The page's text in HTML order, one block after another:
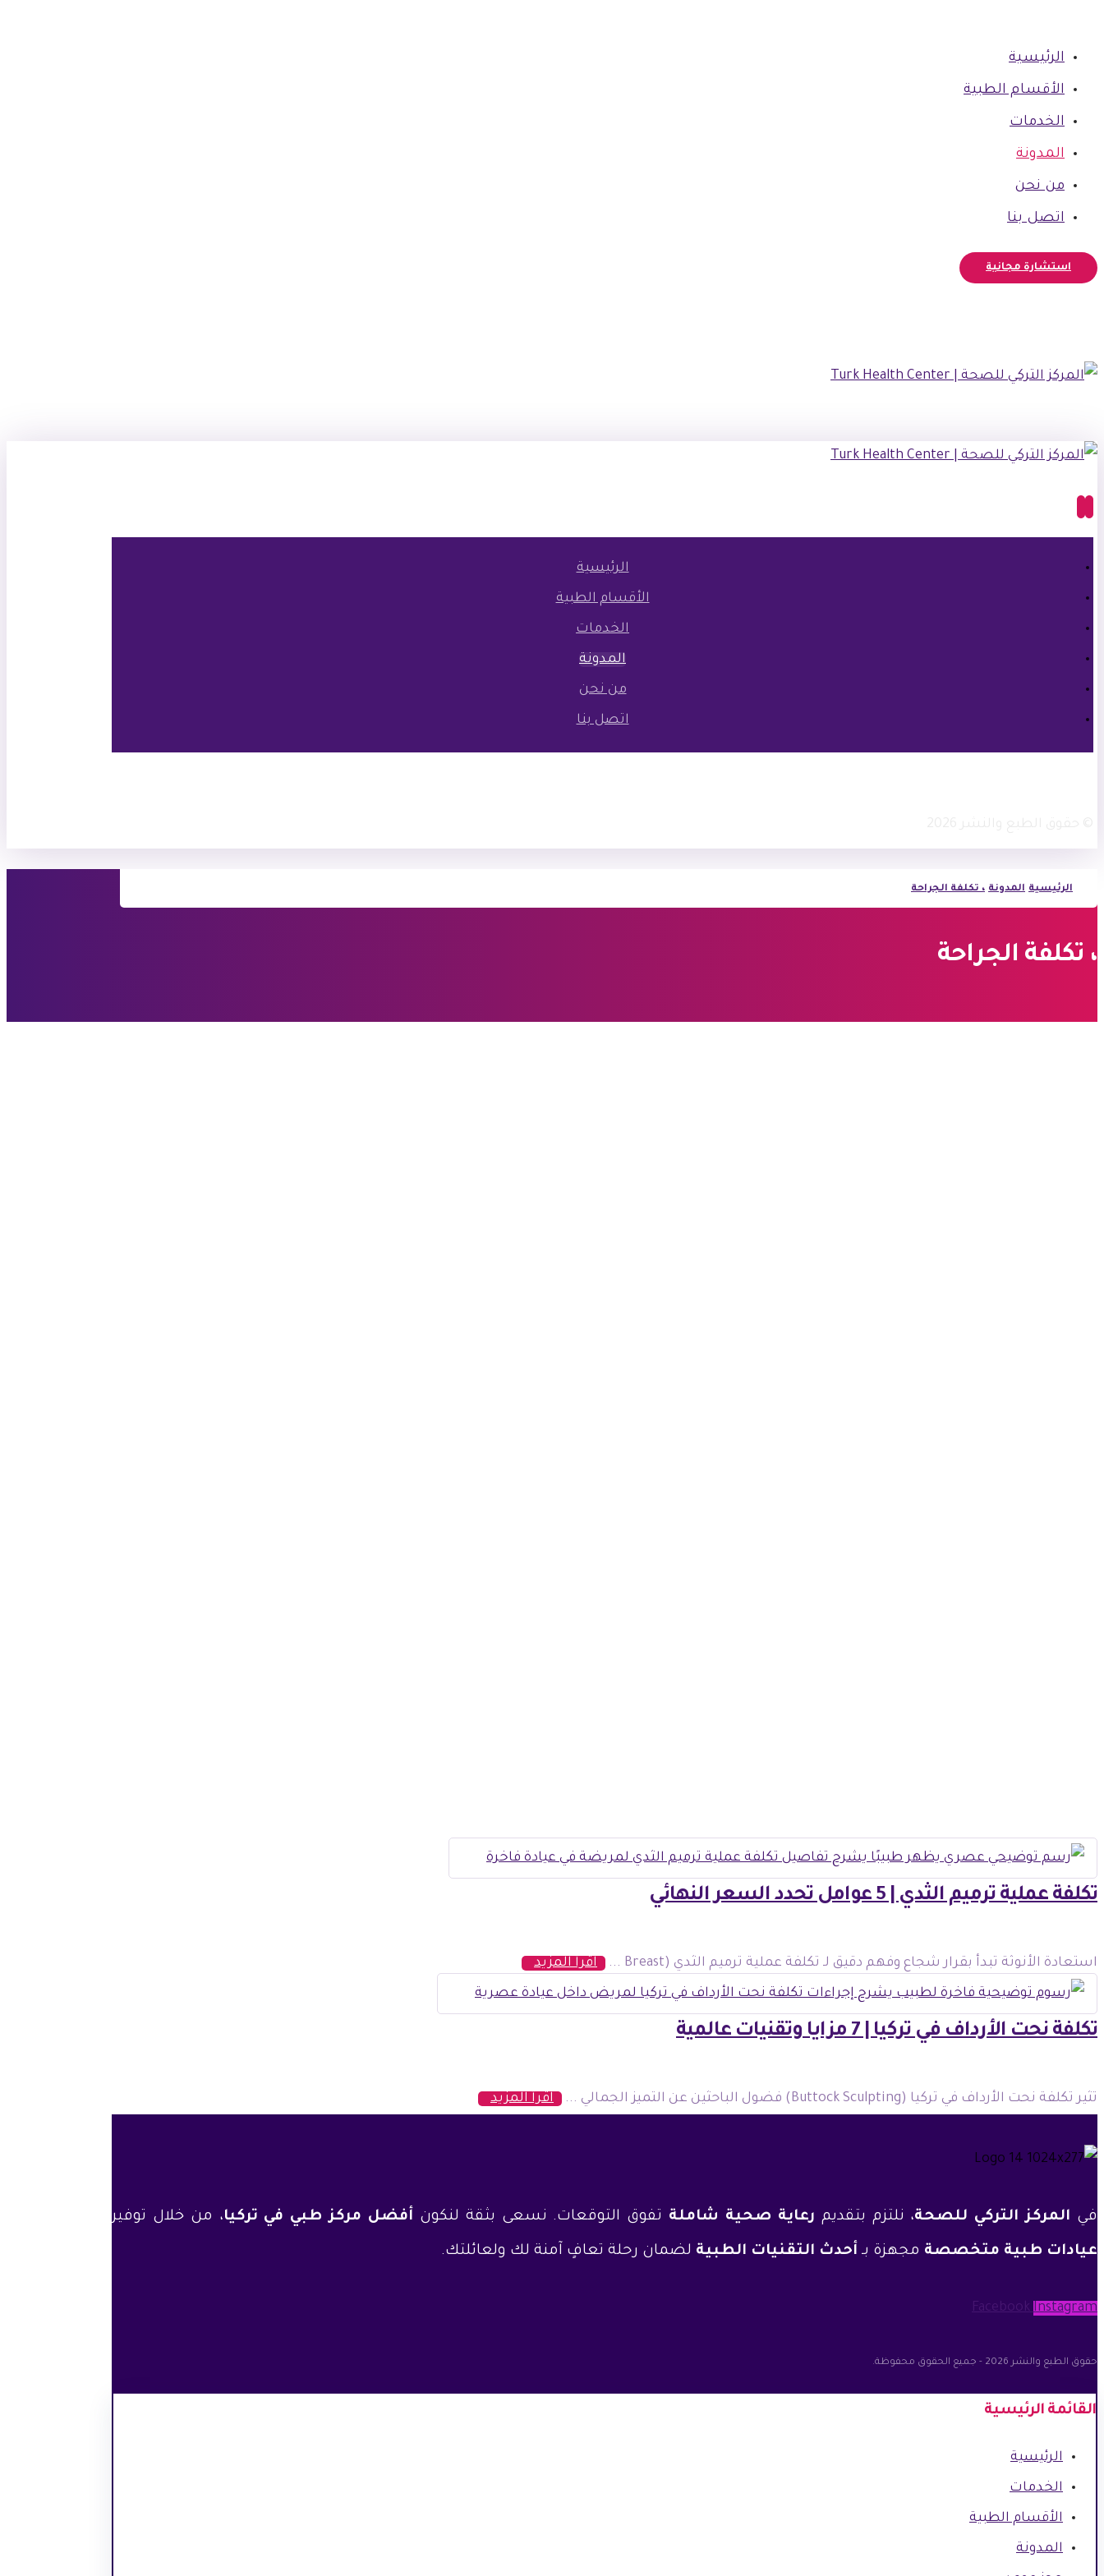
الرئيسية
الأقسام الطبية
الخدمات
المدونة
من نحن
اتصل بنا
استشارة مجانية
الرئيسية
الأقسام الطبية
الخدمات
المدونة
من نحن
اتصل بنا
الرئيسية المدونة ، تكلفة الجراحة
، تكلفة الجراحة
تكلفة عملية ترميم الثدي | 5 عوامل تحدد السعر النهائي
استعادة الأنوثة تبدأ بقرار شجاع وفهم دقيق لـ تكلفة عملية ترميم الثدي (Breast ... اقرأ المزيد
تكلفة نحت الأرداف في تركيا | 7 مزايا وتقنيات عالمية
تثير تكلفة نحت الأرداف في تركيا (Buttock Sculpting) فضول الباحثين عن التميز الجمالي ... اقرأ المزيد
في المركز التركي للصحة، نلتزم بتقديم رعاية صحية شاملة تفوق التوقعات. نسعى بثقة لنكون أفضل مركز طبي في تركيا، من خلال توفير
عيادات طبية متخصصة مجهزة بـ أحدث التقنيات الطبية لضمان رحلة تعافٍ آمنة لك ولعائلتك.
Facebook Instagram
حقوق الطبع والنشر 2026 - جميع الحقوق محفوظة.
القائمة الرئيسية
الرئيسية
الخدمات
الأقسام الطبية
المدونة